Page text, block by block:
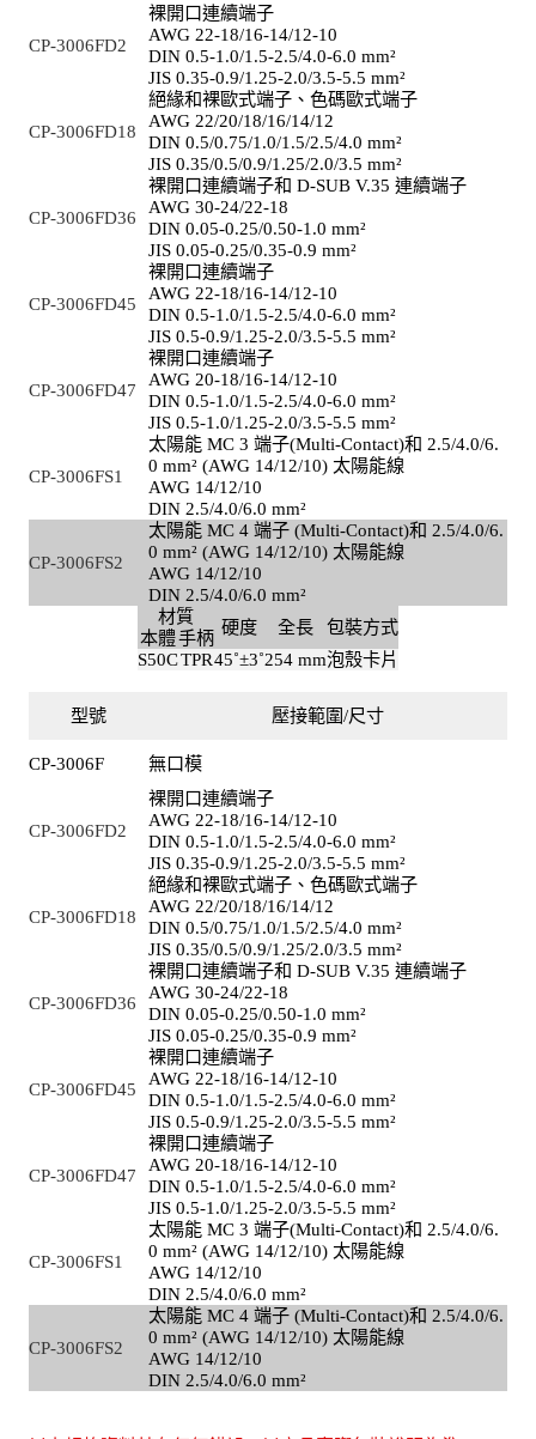
CP-3006FD2
裸開口連續端子
AWG 22-18/16-14/12-10
DIN 0.5-1.0/1.5-2.5/4.0-6.0 mm²
JIS 0.35-0.9/1.25-2.0/3.5-5.5 mm²
CP-3006FD18
絕緣和裸歐式端子、色碼歐式端子
AWG 22/20/18/16/14/12
DIN 0.5/0.75/1.0/1.5/2.5/4.0 mm²
JIS 0.35/0.5/0.9/1.25/2.0/3.5 mm²
CP-3006FD36
裸開口連續端子和 D-SUB V.35 連續端子
AWG 30-24/22-18
DIN 0.05-0.25/0.50-1.0 mm²
JIS 0.05-0.25/0.35-0.9 mm²
CP-3006FD45
裸開口連續端子
AWG 22-18/16-14/12-10
DIN 0.5-1.0/1.5-2.5/4.0-6.0 mm²
JIS 0.5-0.9/1.25-2.0/3.5-5.5 mm²
CP-3006FD47
裸開口連續端子
AWG 20-18/16-14/12-10
DIN 0.5-1.0/1.5-2.5/4.0-6.0 mm²
JIS 0.5-1.0/1.25-2.0/3.5-5.5 mm²
CP-3006FS1
太陽能 MC 3 端子(Multi-Contact)和 2.5/4.0/6.
0 mm² (AWG 14/12/10) 太陽能線
AWG 14/12/10
DIN 2.5/4.0/6.0 mm²
CP-3006FS2
太陽能 MC 4 端子 (Multi-Contact)和 2.5/4.0/6.
0 mm² (AWG 14/12/10) 太陽能線
AWG 14/12/10
DIN 2.5/4.0/6.0 mm²
材質
硬度 全長 包裝方式
本體手柄
S50CTPR45˚±3˚254 mm泡殼卡片
型號 壓接範圍/尺寸
CP-3006F 無口模
CP-3006FD2
裸開口連續端子
AWG 22-18/16-14/12-10
DIN 0.5-1.0/1.5-2.5/4.0-6.0 mm²
JIS 0.35-0.9/1.25-2.0/3.5-5.5 mm²
CP-3006FD18
絕緣和裸歐式端子、色碼歐式端子
AWG 22/20/18/16/14/12
DIN 0.5/0.75/1.0/1.5/2.5/4.0 mm²
JIS 0.35/0.5/0.9/1.25/2.0/3.5 mm²
CP-3006FD36
裸開口連續端子和 D-SUB V.35 連續端子
AWG 30-24/22-18
DIN 0.05-0.25/0.50-1.0 mm²
JIS 0.05-0.25/0.35-0.9 mm²
CP-3006FD45
裸開口連續端子
AWG 22-18/16-14/12-10
DIN 0.5-1.0/1.5-2.5/4.0-6.0 mm²
JIS 0.5-0.9/1.25-2.0/3.5-5.5 mm²
CP-3006FD47
裸開口連續端子
AWG 20-18/16-14/12-10
DIN 0.5-1.0/1.5-2.5/4.0-6.0 mm²
JIS 0.5-1.0/1.25-2.0/3.5-5.5 mm²
CP-3006FS1
太陽能 MC 3 端子(Multi-Contact)和 2.5/4.0/6.
0 mm² (AWG 14/12/10) 太陽能線
AWG 14/12/10
DIN 2.5/4.0/6.0 mm²
CP-3006FS2
太陽能 MC 4 端子 (Multi-Contact)和 2.5/4.0/6.
0 mm² (AWG 14/12/10) 太陽能線
AWG 14/12/10
DIN 2.5/4.0/6.0 mm²